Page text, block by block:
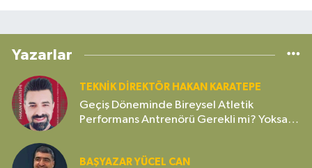
Yazarlar
TEKNIK DIREKTÖR HAKAN KARATEPE
Geçiş Döneminde Bireysel Atletik
Performans Antrenörü Gerekli mi? Yoksa
BAŞYAZAR YÜCEL CAN